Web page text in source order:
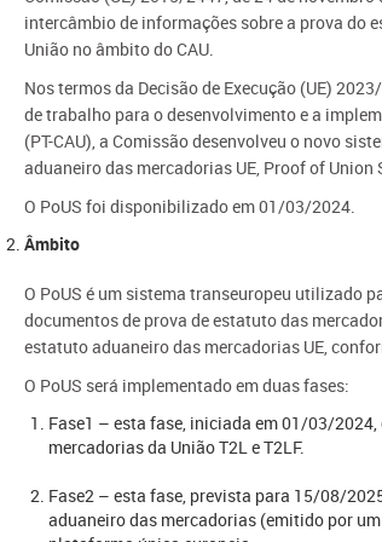
intercâmbio de informações sobre a prova do
União no âmbito do CAU.
Nos termos da Decisão de Execução (UE)
de trabalho para o desenvolvimento e a
(PT-CAU), a Comissão desenvolveu o novo
aduaneiro das mercadorias UE, Proof of Union
O PoUS foi disponibilizado em 01/03/2024.
Âmbito
O PoUS é um sistema transeuropeu utilizado
documentos de prova de estatuto das
estatuto aduaneiro das mercadorias UE,
O PoUS será implementado em duas fases:
Fase1 – esta fase, iniciada em 01/03/
mercadorias da União T2L e T2LF.
Fase2 – esta fase, prevista para 15/08/
aduaneiro das mercadorias (emitido por